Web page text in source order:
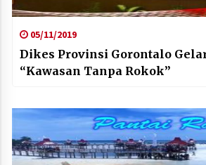
05/11/2019
Dikes Provinsi Gorontalo
“Kawasan Tanpa Rokok”